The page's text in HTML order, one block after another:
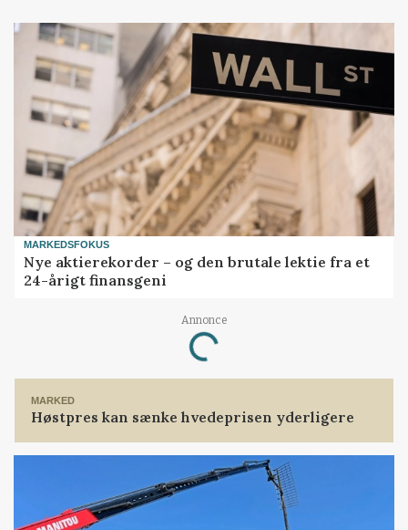
MARKEDSFOKUS
Nye aktierekorder – og den brutale lektie fra et
24-årigt finansgeni
Annonce
Loading...
MARKED
Høstpres kan sænke hvedeprisen yderligere